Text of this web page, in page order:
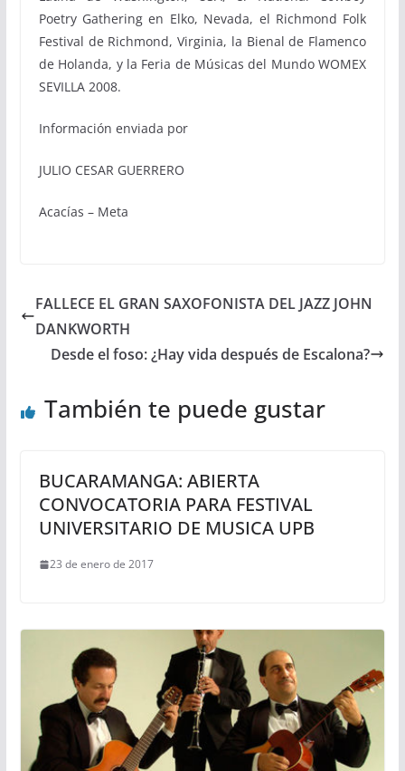
Poetry Gathering en Elko, Nevada, el Richmond Folk
Festival de Richmond, Virginia, la Bienal de Flamenco
de Holanda, y la Feria de Músicas del Mundo WOMEX
SEVILLA 2008.
Información enviada por
JULIO CESAR GUERRERO
Acacías – Meta
FALLECE EL GRAN SAXOFONISTA DEL JAZZ JOHN
DANKWORTH
Desde el foso: ¿Hay vida después de Escalona?
También te puede gustar
BUCARAMANGA: ABIERTA
CONVOCATORIA PARA FESTIVAL
UNIVERSITARIO DE MUSICA UPB
23 de enero de 2017